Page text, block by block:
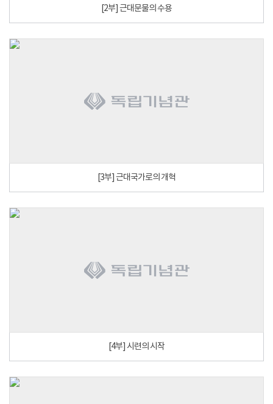
[2부] 근대문물의 수용
[3부] 근대국가로의 개혁
[4부] 시련의 시작